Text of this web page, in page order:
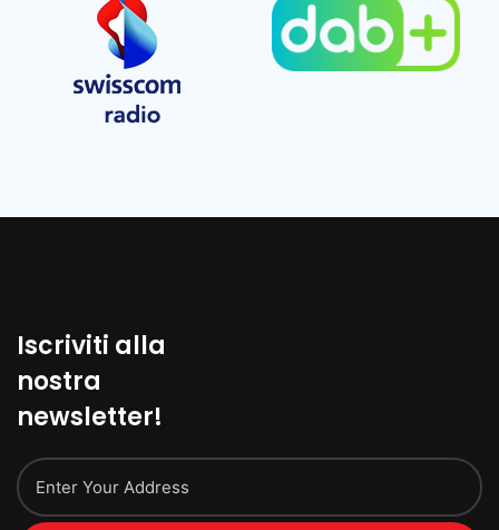
Iscriviti alla
nostra
newsletter!